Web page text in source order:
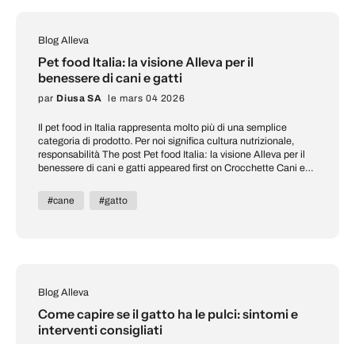
Blog Alleva
Pet food Italia: la visione Alleva per il
benessere di cani e gatti
par Diusa SA le mars 04 2026
Il pet food in Italia rappresenta molto più di una semplice
categoria di prodotto. Per noi significa cultura nutrizionale,
responsabilità The post Pet food Italia: la visione Alleva per il
benessere di cani e gatti appeared first on Crocchette Cani e
#cane
#gatto
Blog Alleva
Come capire se il gatto ha le pulci: sintomi e
interventi consigliati